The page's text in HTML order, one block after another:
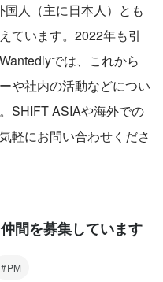
人（主に日本人）とも
ています。2022年も引
では、これから
や社内の活動などについ
SHIFT ASIAや海外での
軽にお問い合わせくださ
間を募集しています
PM